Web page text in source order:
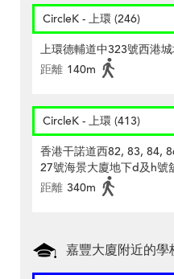
CircleK - 上環 (246)
上環德輔道中323號西港
距離 140m
CircleK - 上環 (413)
香港干諾道西82, 83, 84,
27號海景大廈地下d及h號
距離 340m
嘉豐大廈附近的學